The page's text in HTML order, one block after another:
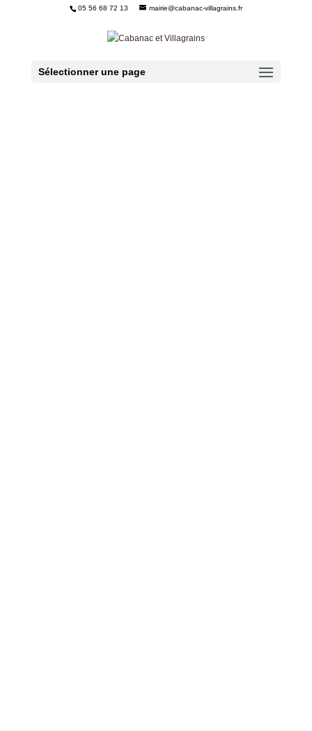
05 56 68 72 13 mairie@cabanac-villagrains.fr
Sélectionner une page